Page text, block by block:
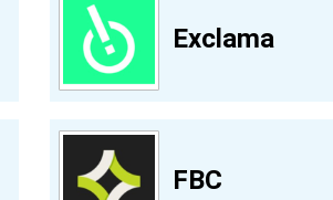
Exclama
FBC